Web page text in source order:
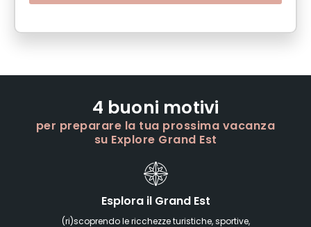
4 buoni motivi
per preparare la tua prossima vacanza
su Explore Grand Est
Esplora il Grand Est
(ri)scoprendo le ricchezze turistiche, sportive,